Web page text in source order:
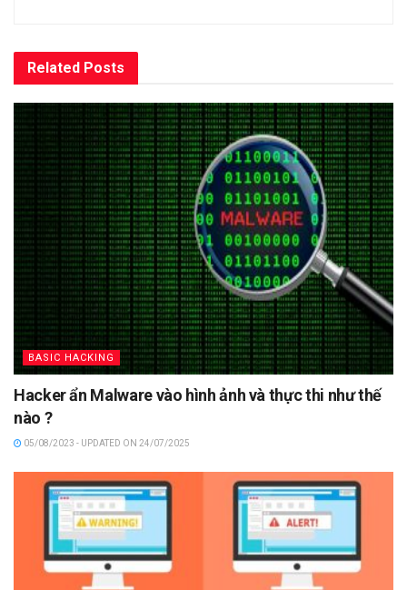
Related Posts
BASIC HACKING
Hacker ẩn Malware vào hình ảnh và thực thi như thế
nào ?
05/08/2023 - UPDATED ON 24/07/2025